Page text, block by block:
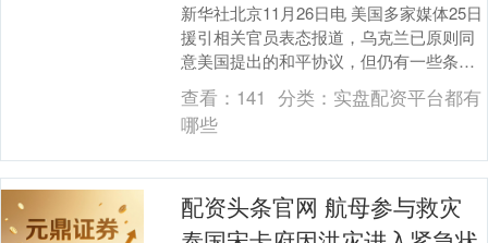
新华社北京11月26日电 美国多家媒体25日
援引相关官员表态报道，乌克兰已原则同
意美国提出的和平协议，但仍有一些条款
需要讨论。美国总统特朗普25日宣布，他
将派美....
查看： 141 分类： 实盘配资平台都有
哪些
配资头条官网 航母参与救灾